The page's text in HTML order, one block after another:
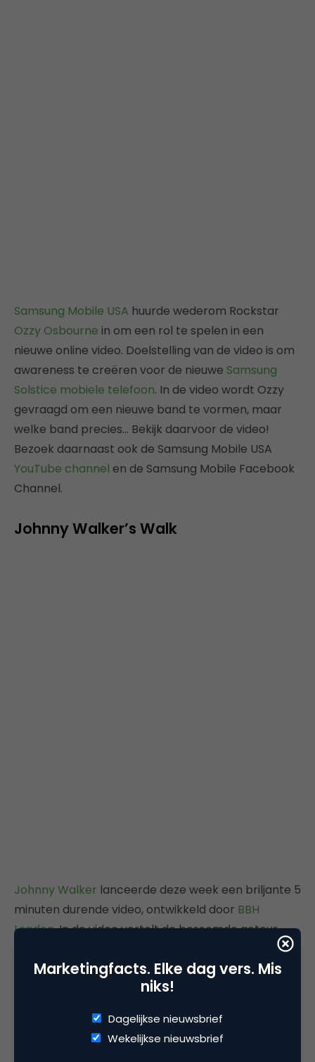
Samsung Mobile USA huurde wederom Rockstar
Ozzy Osbourne in om een rol te spelen in een
nieuwe online video. Doelstelling van de video is om
awareness te creëren voor de nieuwe Samsung
Solstice mobiele telefoon. In de video wordt Ozzy
gevraagd om een nieuwe band te vormen, maar
welke band precies… Bekijk daarvoor de video!
Bezoek daarnaast ook de Samsung Mobile USA
YouTube channel en de Samsung Mobile Facebook
Channel.
Johnny Walker’s Walk
Johnny Walker lanceerde deze week een briljante 5
minuten durende video, ontwikkeld door BBH
London. In de video vertelt de beroemde acteur
, in één take, hoe Johnny Walker van
een experiment in een achterkamertje van een
kleine winkel uitgroeide tot de multinational die het
doedelzak, perfect timing en passende muziek,
maakt deze video het waard om gezien te worden.
Marketingfacts. Elke dag vers. Mis
niks!
Dagelijkse nieuwsbrief
Wekelijkse nieuwsbrief